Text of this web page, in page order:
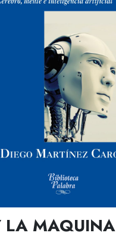
LA MAQUINA